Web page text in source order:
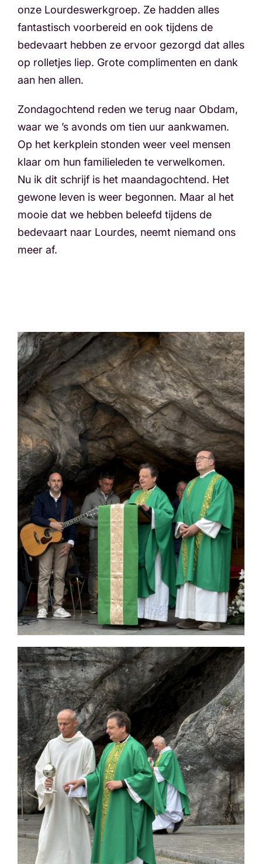
onze Lourdeswerkgroep. Ze hadden alles
fantastisch voorbereid en ook tijdens de
bedevaart hebben ze ervoor gezorgd dat alles
op rolletjes liep. Grote complimenten en dank
aan hen allen.
Zondagochtend reden we terug naar Obdam,
waar we ’s avonds om tien uur aankwamen.
Op het kerkplein stonden weer veel mensen
klaar om hun familieleden te verwelkomen.
Nu ik dit schrijf is het maandagochtend. Het
gewone leven is weer begonnen. Maar al het
mooie dat we hebben beleefd tijdens de
bedevaart naar Lourdes, neemt niemand ons
meer af.